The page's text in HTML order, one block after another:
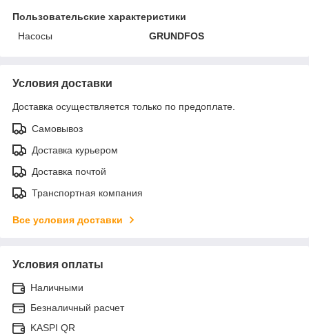
Пользовательские характеристики
Насосы
GRUNDFOS
Условия доставки
Доставка осуществляется только по предоплате.
Самовывоз
Доставка курьером
Доставка почтой
Транспортная компания
Все условия доставки
Условия оплаты
Наличными
Безналичный расчет
KASPI QR